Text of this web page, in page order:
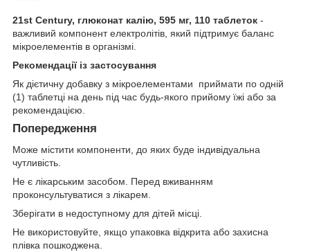
21st Century, глюконат калію, 595 мг, 110 таблеток -
важливий компонент електролітів, який підтримує баланс
мікроелементів в організмі.
Рекомендації із застосування
Як дієтичну добавку з мікроелементами приймати по одній
(1) таблетці на день під час будь-якого прийому їжі або за
рекомендацією.
Попередження
Може містити компоненти, до яких буде індивідуальна
чутливість.
Не є лікарським засобом. Перед вживанням
проконсультуватися з лікарем.
Зберігати в недоступному для дітей місці.
Не використовуйте, якщо упаковка відкрита або захисна
плівка пошкоджена.